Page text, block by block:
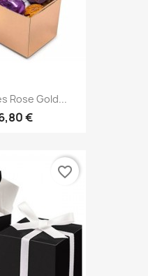
Rose Gold...
€
favorite_border